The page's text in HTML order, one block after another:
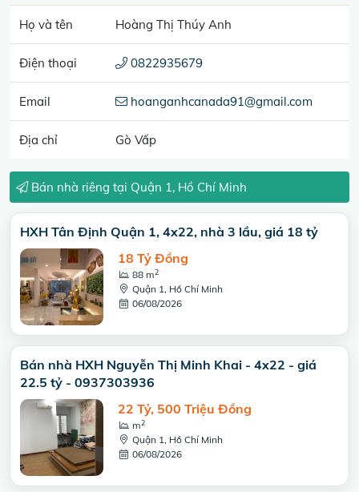
Họ và tên Hoàng Thị Thúy Anh
Điện thoại 0822935679
Email hoanganhcanada91@gmail.com
Địa chỉ Gò Vấp
Bán nhà riêng tại Quận 1, Hồ Chí Minh
HXH Tân Định Quận 1, 4x22, nhà 3 lầu, giá 18 tỷ
18 Tỷ Đồng
88 m2
Quận 1, Hồ Chí Minh
06/08/2026
Bán nhà HXH Nguyễn Thị Minh Khai - 4x22 - giá
22.5 tỷ - 0937303936
22 Tỷ, 500 Triệu Đồng
m2
Quận 1, Hồ Chí Minh
06/08/2026